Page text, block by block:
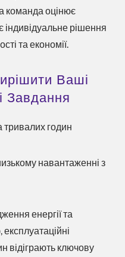
команда оцінює
індивідуальне рішення
та економії.
Ваші
Завдання
годин
навантаженні з
енергії та
відіграють ключову